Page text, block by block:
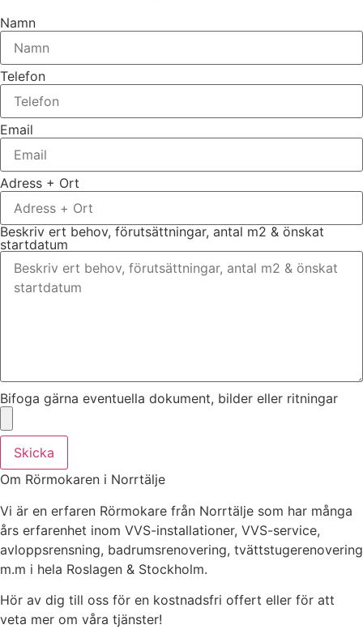
Namn
Telefon
Email
Adress + Ort
Beskriv ert behov, förutsättningar, antal m2 & önskat
startdatum
Bifoga gärna eventuella dokument, bilder eller ritningar
Skicka
Om Rörmokaren i Norrtälje
Vi är en erfaren Rörmokare från Norrtälje som har många
års erfarenhet inom VVS-installationer, VVS-service,
avloppsrensning, badrumsrenovering, tvättstugerenovering
m.m i hela Roslagen & Stockholm.
Hör av dig till oss för en kostnadsfri offert eller för att
veta mer om våra tjänster!